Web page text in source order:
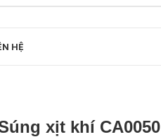
HỆ
xịt khí CA0050